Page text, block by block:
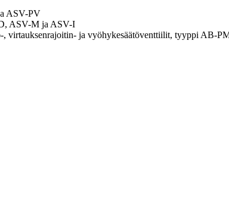
ASV-PV
ASV-M ja ASV-I
, virtauksenrajoitin- ja vyöhykesäätöventtiilit, tyyppi AB-